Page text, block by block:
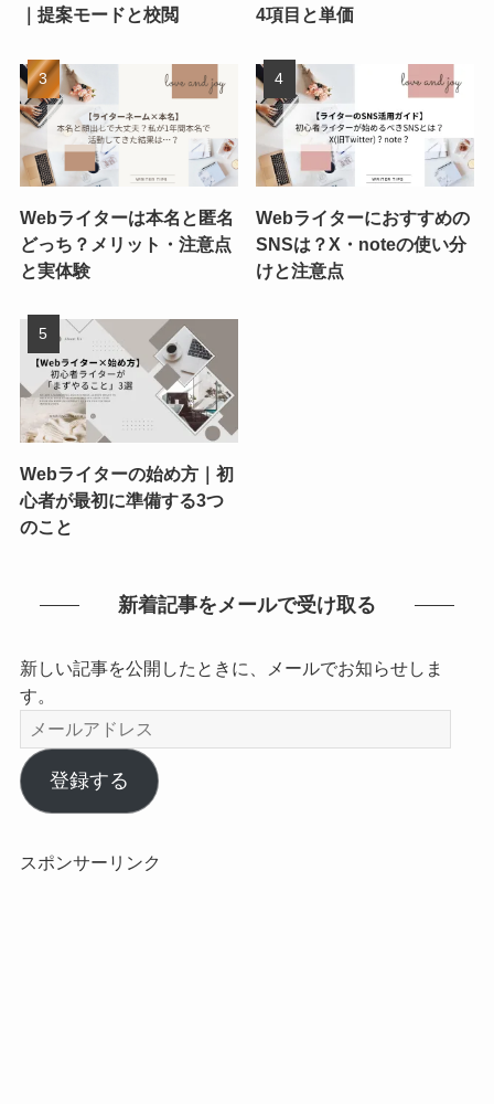
｜提案モードと校閲
4項目と単価
Webライターは本名と匿名
どっち？メリット・注意点
と実体験
Webライターにおすすめの
SNSは？X・noteの使い分
けと注意点
Webライターの始め方｜初
心者が最初に準備する3つ
のこと
新着記事をメールで受け取る
新しい記事を公開したときに、メールでお知らせしま
す。
メ
ー
ル
ア
レ
登録する
スポンサーリンク